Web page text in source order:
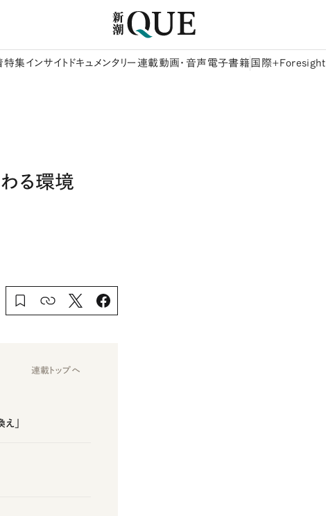
特集 インサイト ドキュメンタリー 連載動画・音声 電子書籍 国際+Foresight
る環境
連載トップへ
」